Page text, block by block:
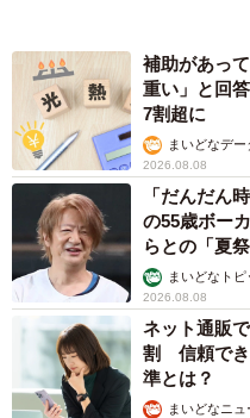
メートル先の地点では高
代 男性）
・昨今の異常気象に伴う豪
まで水が来たことはありま
代以上 男性）
5位「台風による被害」
・台風で浸水した（20代 女
・台風で家の屋根が飛んだ
・水害や大震災クラス以
ん。ただ台風などの強風は
補助があっ
重い」と回
7割超に
まいどなデー
2026.08.08
「だんだん
の55歳ボー
らとの「夏
まいどなトピ
2026.08.08
ネット通販
割 信頼でき
準とは？
まいどなニ